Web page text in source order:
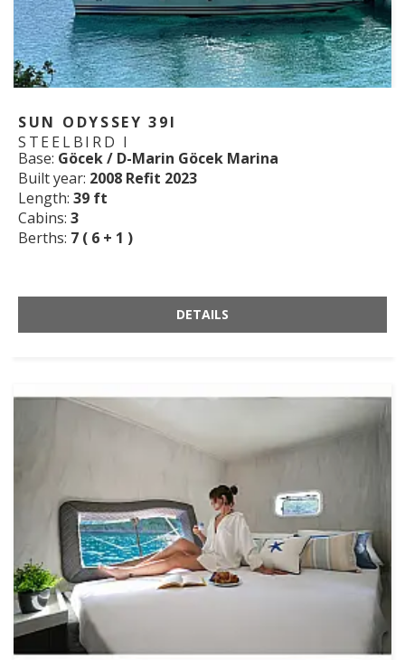
SUN ODYSSEY 39I
STEELBIRD I
Base: Göcek / D-Marin Göcek Marina
Built year: 2008 Refit 2023
Length: 39 ft
Cabins: 3
Berths: 7 ( 6 + 1 )
DETAILS